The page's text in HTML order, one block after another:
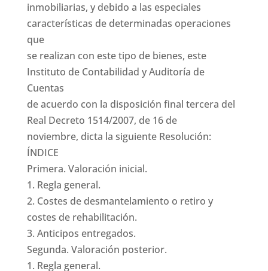
inmobiliarias, y debido a las especiales
características de determinadas operaciones
que
se realizan con este tipo de bienes, este
Instituto de Contabilidad y Auditoría de
Cuentas
de acuerdo con la disposición final tercera del
Real Decreto 1514/2007, de 16 de
noviembre, dicta la siguiente Resolución:
ÍNDICE
Primera. Valoración inicial.
1. Regla general.
2. Costes de desmantelamiento o retiro y
costes de rehabilitación.
3. Anticipos entregados.
Segunda. Valoración posterior.
1. Regla general.